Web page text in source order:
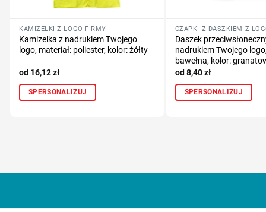
KAMIZELKI Z LOGO FIRMY
Kamizelka z nadrukiem Twojego
logo, materiał: poliester, kolor: żółty
16,12zł
SPERSONALIZUJ
CZAPKI Z DASZKIEM Z
Daszek
nadrukiem Twojego
bawełna, kolor:
8,40zł
SPERSONALIZUJ